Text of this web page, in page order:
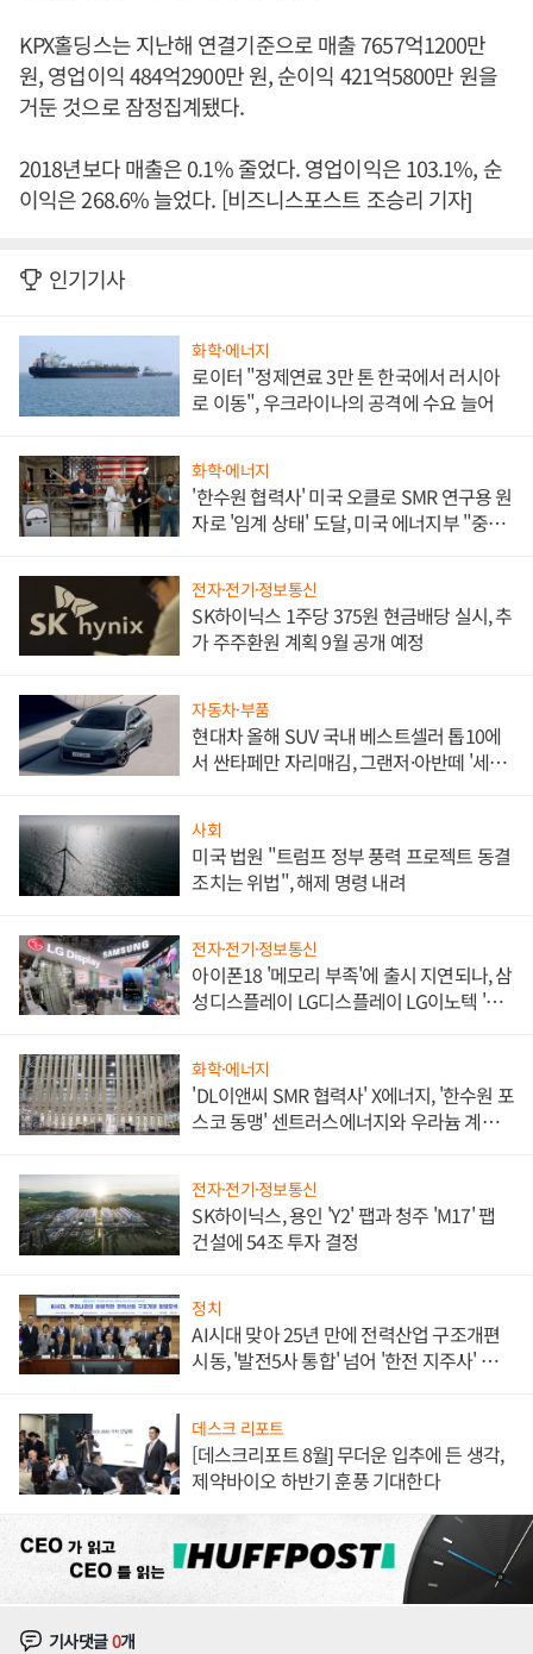
KPX홀딩스는 지난해 연결기준으로 매출 7657억1200만
원, 영업이익 484억2900만 원, 순이익 421억5800만 원을
거둔 것으로 잠정집계됐다.
2018년보다 매출은 0.1% 줄었다. 영업이익은 103.1%, 순
이익은 268.6% 늘었다. [비즈니스포스트 조승리 기자]
인기기사
화학·에너지
로이터 "정제연료 3만 톤 한국에서 러시아
로 이동", 우크라이나의 공격에 수요 늘어
화학·에너지
'한수원 협력사' 미국 오클로 SMR 연구용 원
자로 '임계 상태' 도달, 미국 에너지부 "중요
전자·전기·정보통신
SK하이닉스 1주당 375원 현금배당 실시, 추
가 주주환원 계획 9월 공개 예정
자동차·부품
현대차 올해 SUV 국내 베스트셀러 톱10에
서 싼타페만 자리매김, 그랜저·아반떼 '세단
사회
미국 법원 "트럼프 정부 풍력 프로젝트 동결
조치는 위법", 해제 명령 내려
전자·전기·정보통신
아이폰18 '메모리 부족'에 출시 지연되나, 삼
성디스플레이 LG디스플레이 LG이노텍 '탈
화학·에너지
'DL이앤씨 SMR 협력사' X에너지, '한수원 포
스코 동맹' 센트러스에너지와 우라늄 계약
전자·전기·정보통신
SK하이닉스, 용인 'Y2' 팹과 청주 'M17' 팹
건설에 54조 투자 결정
정치
AI시대 맞아 25년 만에 전력산업 구조개편
시동, '발전5사 통합' 넘어 '한전 지주사' 재편
데스크 리포트
[데스크리포트 8월] 무더운 입추에 든 생각,
제약바이오 하반기 훈풍 기대한다
기사댓글0개